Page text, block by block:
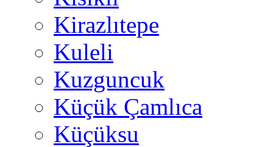
Kirazlıtepe
Kuleli
Kuzguncuk
Küçük Çamlıca
Küçüksu